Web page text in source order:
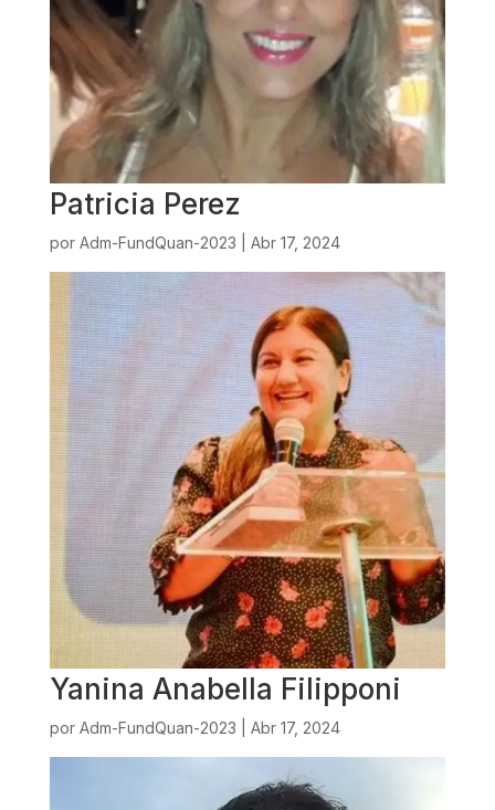
Patricia Perez
por Adm-FundQuan-2023 Abr 17, 2024
Yanina Anabella Filipponi
por Adm-FundQuan-2023 Abr 17, 2024